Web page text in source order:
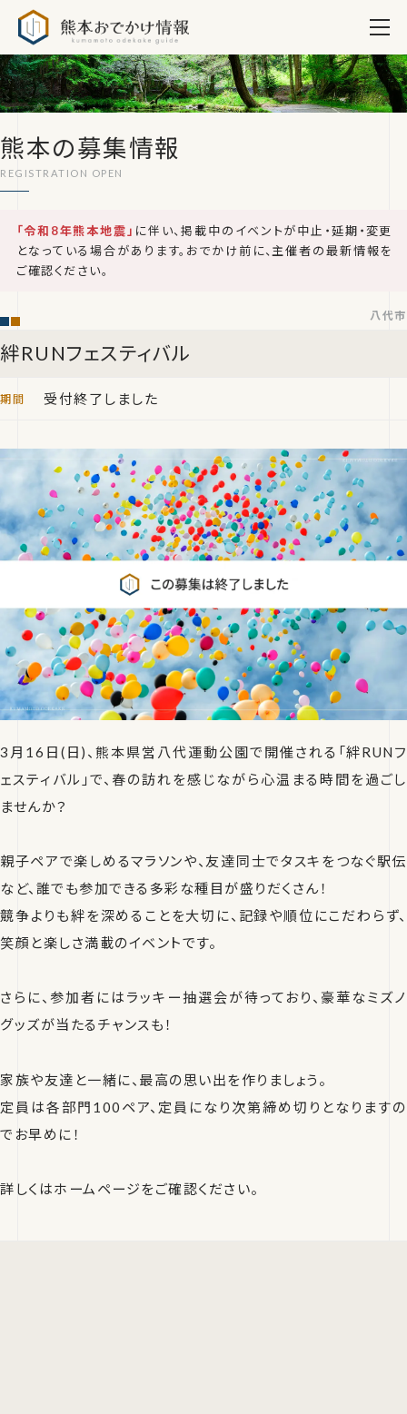
熊本の募集情報
「令和8年熊本地震」 に伴い、掲載中のイベントが中止・延期・変更
となっている場合があります。おでかけ前に、主催者の最新情報を
ご確認ください。
絆RUNフェスティバル
八代市
受付終了しました
3月16日(日)、熊本県営八代運動公園で開催される「絆RUNフ
ェスティバル」で、春の訪れを感じながら心温まる時間を過ごし
ませんか？
親子ペアで楽しめるマラソンや、友達同士でタスキをつなぐ駅伝
など、誰でも参加できる多彩な種目が盛りだくさん！
競争よりも絆を深めることを大切に、記録や順位にこだわらず、
笑顔と楽しさ満載のイベントです。
さらに、参加者にはラッキー抽選会が待っており、豪華なミズノ
グッズが当たるチャンスも！
家族や友達と一緒に、最高の思い出を作りましょう。
定員は各部門100ペア、定員になり次第締め切りとなりますの
でお早めに！
詳しくはホームページをご確認ください。